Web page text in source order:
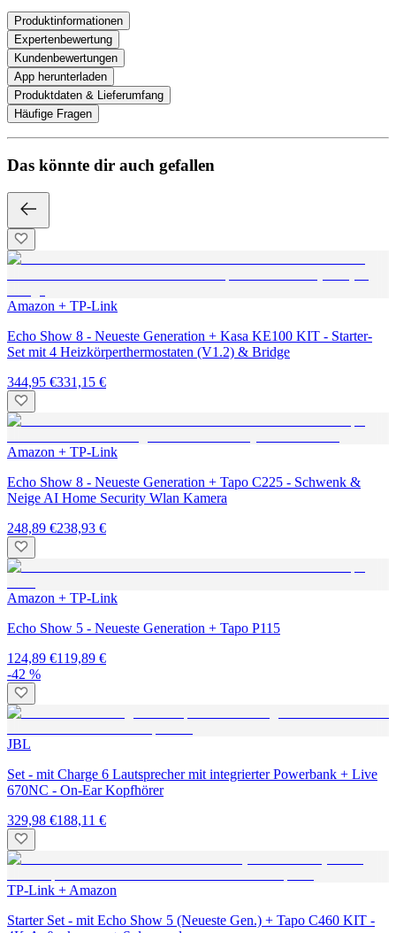
Produktinformationen
Expertenbewertung
Kundenbewertungen
App herunterladen
Produktdaten & Lieferumfang
Häufige Fragen
Das könnte dir auch gefallen
Amazon + TP-Link
Echo Show 8 - Neueste Generation + Kasa KE100 KIT - Starter-
Set mit 4 Heizkörperthermostaten (V1.2) & Bridge
344,95 €331,15 €
Amazon + TP-Link
Echo Show 8 - Neueste Generation + Tapo C225 - Schwenk &
Neige AI Home Security Wlan Kamera
248,89 €238,93 €
Amazon + TP-Link
Echo Show 5 - Neueste Generation + Tapo P115
124,89 €119,89 €
-42 %
JBL
Set - mit Charge 6 Lautsprecher mit integrierter Powerbank + Live
670NC - On-Ear Kopfhörer
329,98 €188,11 €
TP-Link + Amazon
Starter Set - mit Echo Show 5 (Neueste Gen.) + Tapo C460 KIT -